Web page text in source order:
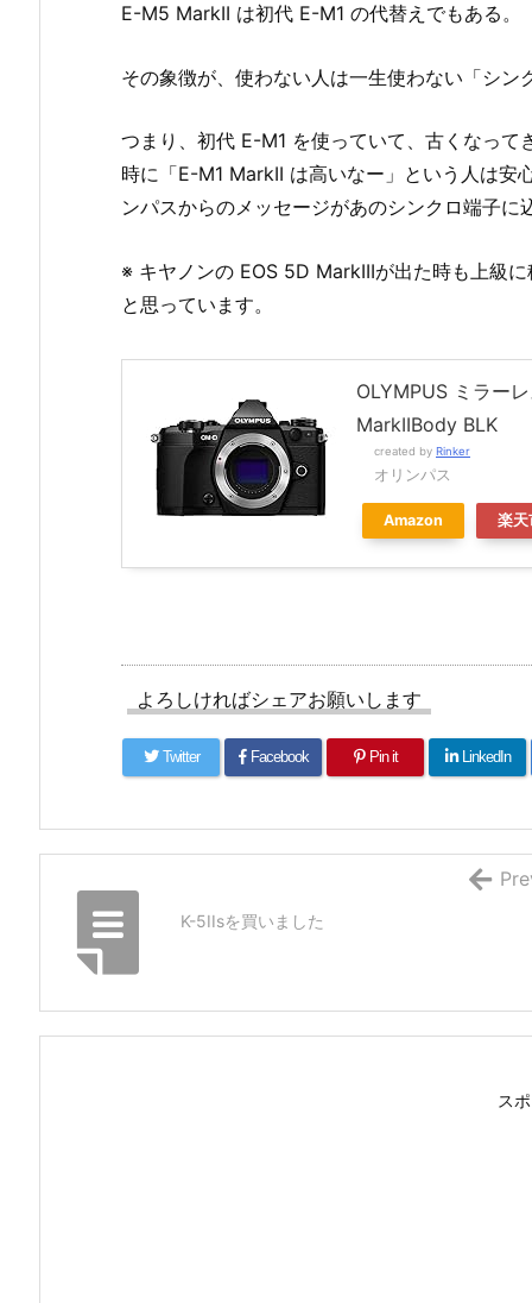
E-M5 MarkII は初代 E-M1 の代替えでもある。
その象徴が、使わない人は一生使わない「シ
つまり、初代 E-M1 を使っていて、古くなっ
時に「E-M1 MarkII は高いなー」という人は
ンパスからのメッセージがあのシンクロ端子
※ キヤノンの EOS 5D MarkIIIが出た時も上級
と思っています。
OLYMPUS ミラー
MarkIIBody BLK
created by Rinker
オリンパス
Amazon 楽天
よろしければシェアお願いします
Twitter Facebook Pin it LinkedIn
K-5IIsを買いました
ス